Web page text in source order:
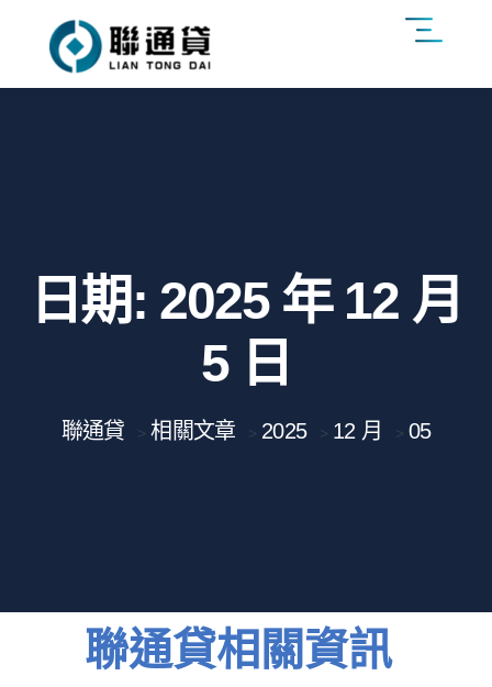
日期: 2025 年 12 月
5 日
聯通貸 >相關文章 > 2025 > 12 月 > 05
聯通貸相關資訊